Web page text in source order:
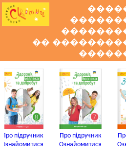
��
Про підручник
Ознайомитися
Про підручник
Ознайомитися